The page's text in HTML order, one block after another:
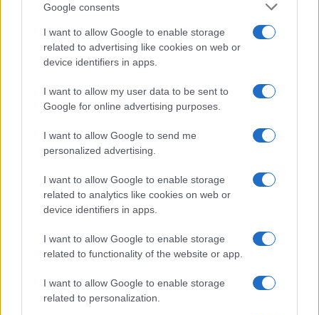
Google consents
I want to allow Google to enable storage
related to advertising like cookies on web or
device identifiers in apps.
I want to allow my user data to be sent to
Google for online advertising purposes.
I want to allow Google to send me
personalized advertising.
I want to allow Google to enable storage
related to analytics like cookies on web or
device identifiers in apps.
I want to allow Google to enable storage
related to functionality of the website or app.
I want to allow Google to enable storage
related to personalization.
Cómo se estructuran los planes de I+D y
su impacto en la sociedad
Los planes regionales de ciencia y tecnología son…
CIENCIA Y TECNOLOGÍA
Un hombre compra el primer mensaje
SMS de la historia por 107.000 euros